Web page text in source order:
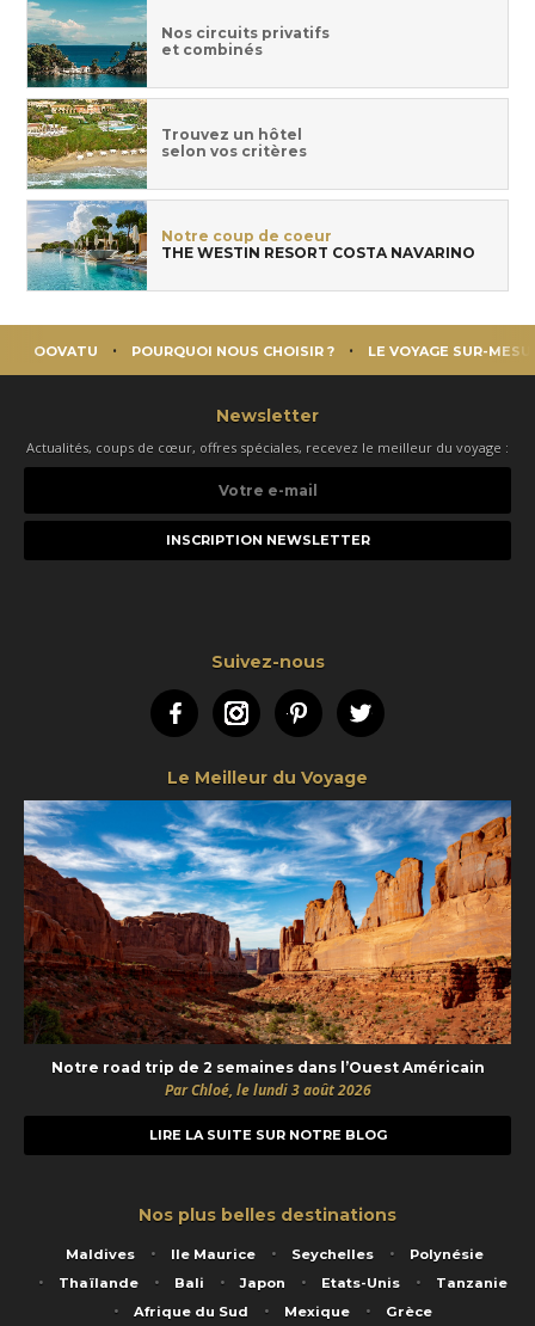
Nos circuits privatifs
et combinés
Trouvez un hôtel
selon vos critères
Notre coup de coeur
THE WESTIN RESORT COSTA NAVARINO
OOVATU POURQUOI NOUS CHOISIR ? LE VOYAGE SUR-
Newsletter
Actualités, coups de cœur, offres spéciales, recevez le meilleur du voyage :
e-
Suivez-nous
FacebookInstagramPinterestTwitter
Le Meilleur du Voyage
Notre road trip de 2 semaines dans l’Ouest Américain
Par Chloé, le lundi 3 août 2026
LIRE LA SUITE SUR NOTRE BLOG
Nos plus belles destinations
Maldives Ile Maurice Seychelles
Polynésie
Thaïlande
Bali Japon Etats-Unis
Tanzanie
Afrique du Sud
Mexique Grèce